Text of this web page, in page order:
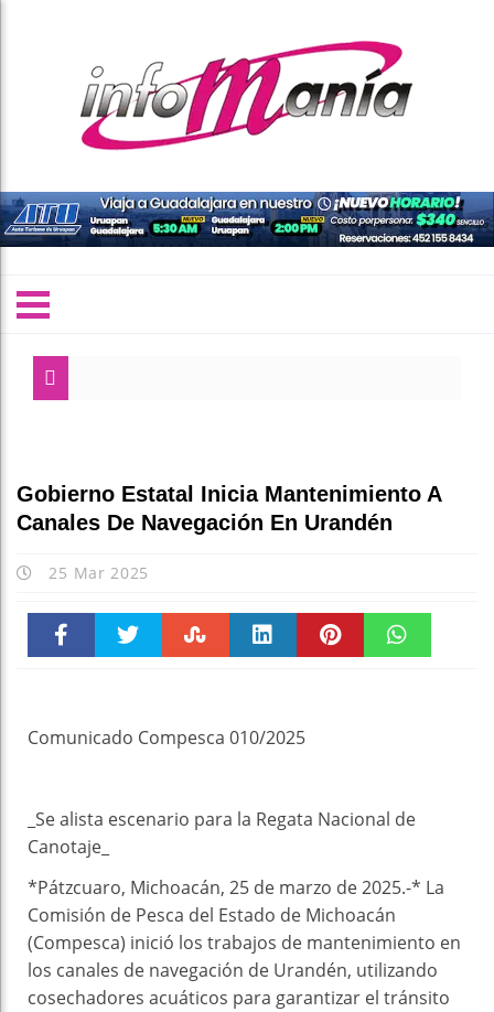
Gobierno Estatal Inicia Mantenimiento A
Canales De Navegación En Urandén
25 Mar 2025
Comunicado Compesca 010/2025
_Se alista escenario para la Regata Nacional de
Canotaje_
*Pátzcuaro, Michoacán, 25 de marzo de 2025.-* La
Comisión de Pesca del Estado de Michoacán
(Compesca) inició los trabajos de mantenimiento en
los canales de navegación de Urandén, utilizando
cosechadores acuáticos para garantizar el tránsito